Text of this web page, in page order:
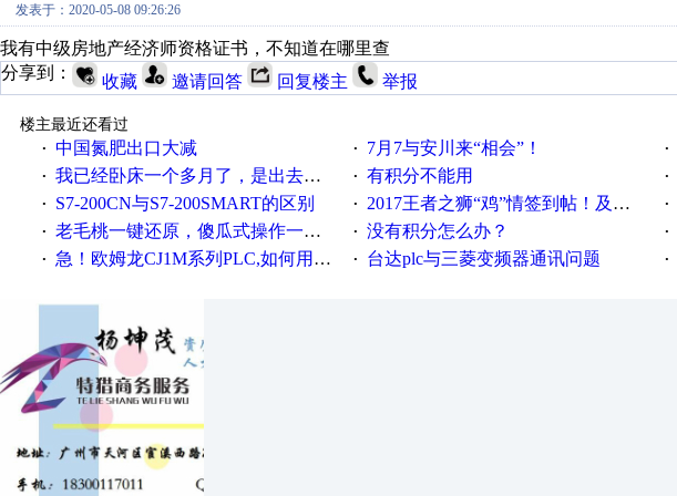
发表于：2020-05-08 09:26:26
我有中级房地产经济师资格证书，不知道在哪里查
分享到：
收藏 邀请回答 回复楼主 举报
楼主最近还看过
· 中国氮肥出口大减 · 7月7与安川来“相会”！ ·
· 我已经卧床一个多月了，是出去安装机械手在高速遭遇车祸所致:大家工作都要特别注意啊 · 有积分不能用 ·
· S7-200CN与S7-200SMART的区别 · 2017王者之狮“鸡”情签到帖！及时更新在线研讨会预告 ·
· 老毛桃一键还原，傻瓜式操作一键轻松备份还原；程序为向导式安装，一键即可实现自动备份或还原系统。 · 没有积分怎么办？ ·
· 急！欧姆龙CJ1M系列PLC,如何用时间控制变频器。要求时间在组态王中可以自由输入！拜托各位大神了！ · 台达plc与三菱变频器通讯问题 ·